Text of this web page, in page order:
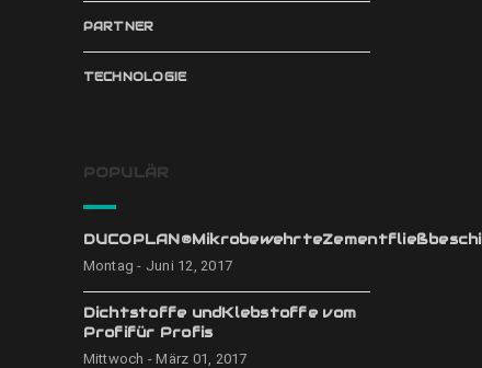
PARTNER
TECHNOLOGIE
POPULÄR
Montag - Juni 12, 2017
Dichtstoffe undKlebstoffe vom
Profifür Profis
Mittwoch - März 01, 2017